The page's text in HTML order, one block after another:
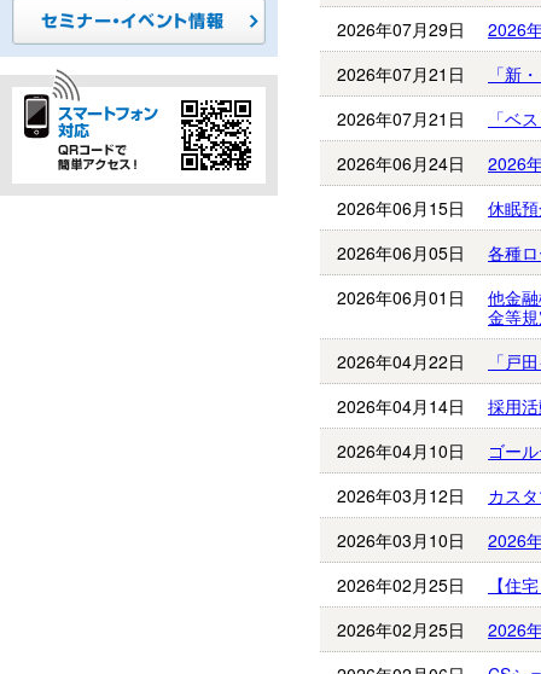
2026年07月29日
2026
2026年07月21日
「新
2026年07月21日
「ベ
2026年06月24日
2026
2026年06月15日
休眠
2026年06月05日
各種
2026年06月01日
他金
金等
2026年04月22日
「戸
2026年04月14日
採用
2026年04月10日
ゴー
2026年03月12日
カス
2026年03月10日
2026
2026年02月25日
【住
2026年02月25日
2026